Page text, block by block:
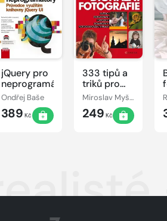
jQuery pro
neprogramátory
Ondřej Baše
389 Kč
333 tipů a
triků pro
digitální
fotografii
Miroslav Myška
249 Kč